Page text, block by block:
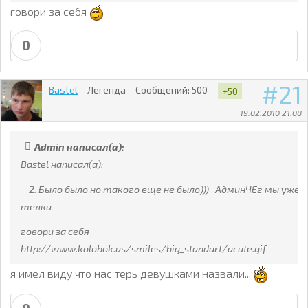
говори за себя
0
21
19.02.2010 21:08
Bastel Легенда Сообщений: 500 +50
Admin написал(а):
Bastel написал(а):
2. Было было но такого еще не было))) АдминЧЕг мы уже
телки
говори за себя
http://www.kolobok.us/smiles/big_standart/acute.gif
я имел виду что нас терь девушками назвали...